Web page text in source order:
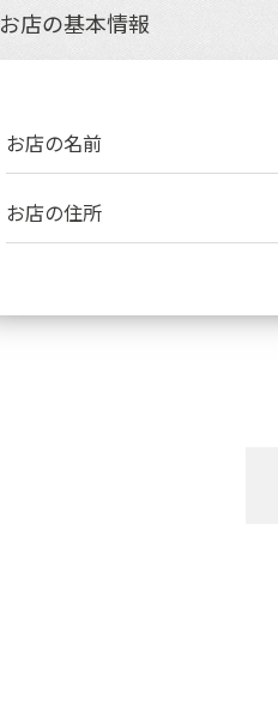
お店の基本情報
お店の名前
お店の住所